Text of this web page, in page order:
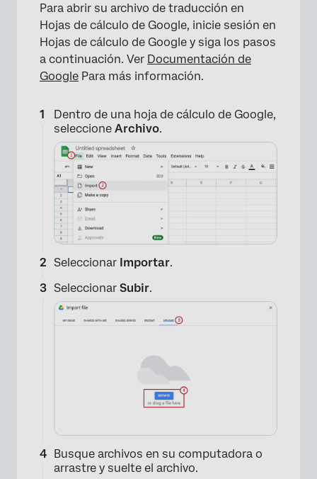
×
Para abrir su archivo de traducción en
Hojas de cálculo de Google, inicie sesión en
Hojas de cálculo de Google y siga los pasos
a continuación. Ver Documentación de
Google Para más información.
Dentro de una hoja de cálculo de Google,
seleccione Archivo.
Seleccionar Importar.
Seleccionar Subir.
Busque archivos en su computadora o
arrastre y suelte el archivo.